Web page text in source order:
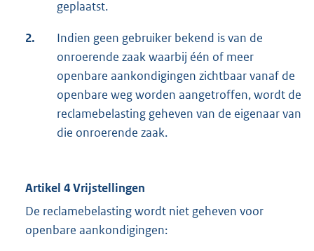
geplaatst.
2.
Indien geen gebruiker bekend is van de
onroerende zaak waarbij één of meer
openbare aankondigingen zichtbaar vanaf de
openbare weg worden aangetroffen, wordt de
reclamebelasting geheven van de eigenaar van
die onroerende zaak.
Artikel 4 Vrijstellingen
De reclamebelasting wordt niet geheven voor
openbare aankondigingen: